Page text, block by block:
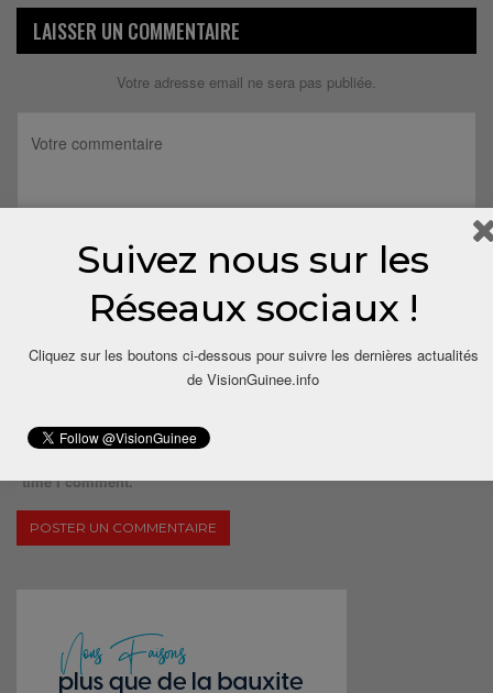
LAISSER UN COMMENTAIRE
Votre adresse email ne sera pas publiée.
time I comment.
Suivez nous sur les
Réseaux sociaux !
Cliquez sur les boutons ci-dessous pour suivre les dernières actualités
de VisionGuinee.info